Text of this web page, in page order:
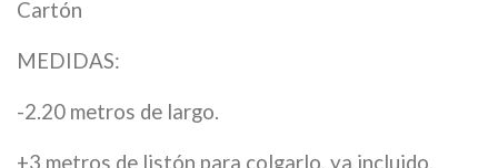
Cartón
MEDIDAS:
-2.20 metros de largo.
+3 metros de listón para colgarlo, ya incluido.